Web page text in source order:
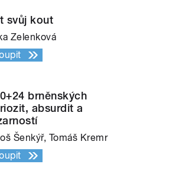
svůj kout
Zelenková
brněnských
absurdit a
Šenkýř, Tomáš Kremr